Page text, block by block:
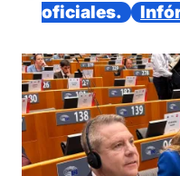
oficiales.